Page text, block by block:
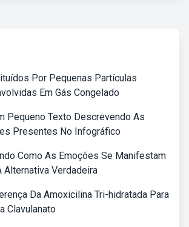
Por Pequenas Partículas
Em Gás Congelado
Pequeno Texto Descrevendo As
Presentes No Infográfico
Como As Emoções Se Manifestam
Alternativa Verdadeira
Da Amoxicilina Tri-hidratada Para
Clavulanato